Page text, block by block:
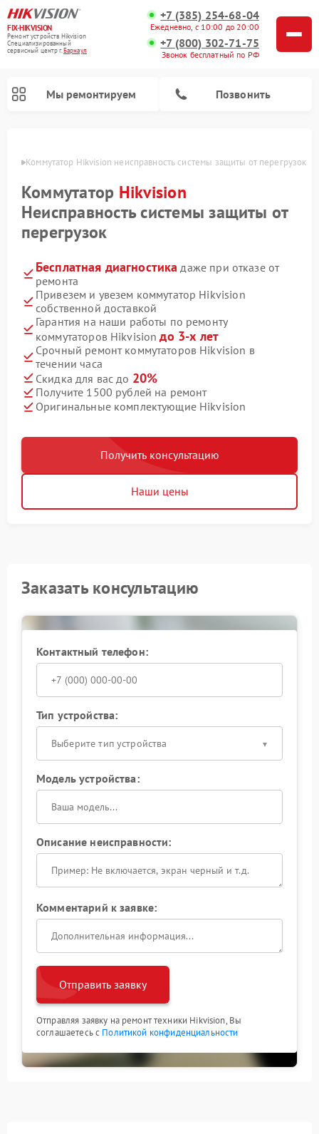
FIX-HIKVISION
Ремонт устройств Hikvision
Специализированный
cервисный центр г.Барнаул
+7 (385) 254-68-04
Ежедневно, с 10:00 до 20:00
+7 (800) 302-71-75
Звонок бесплатный по РФ
Мы ремонтируем Позвонить
Коммутатор Hikvision неисправность системы защиты от перегрузок
Коммутатор Hikvision
Неисправность системы защиты от
перегрузок
Бесплатная диагностика даже при отказе от
ремонта
Привезем и увезем коммутатор Hikvision
собственной доставкой
Гарантия на наши работы по ремонту
коммутаторов Hikvisionдо 3-х лет
Срочный ремонт коммутаторов Hikvision в
течении часа
Скидка для вас до 20%
Получите 1500 рублей на ремонт
Оригинальные комплектующие Hikvision
Получить консультацию
Наши цены
Заказать консультацию
Контактный телефон:
Тип устройства:
Выберите тип устройства
Модель устройства:
Описание неисправности:
Комментарий к заявке:
Отправить заявку
Отправляя заявку на ремонт техники Hikvision, Вы
соглашаетесь с Политикой конфиденциальности